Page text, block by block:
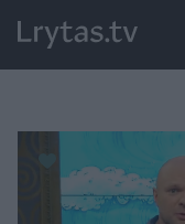
Paremkite Ukrainą